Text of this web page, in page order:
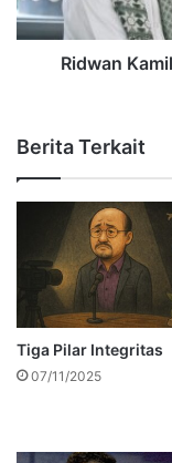
Ridwan
Berita Terkait
Tiga Pilar Integritas
07/11/2025